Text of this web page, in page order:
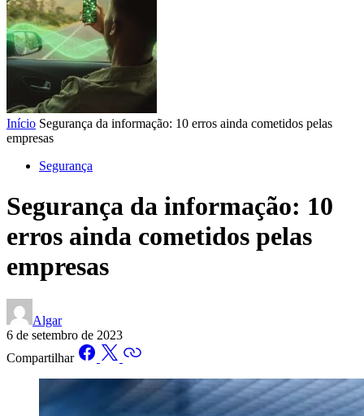
Início Segurança da informação: 10 erros ainda cometidos pelas
empresas
Segurança
Segurança da informação: 10
erros ainda cometidos pelas
empresas
Algar
6 de setembro de 2023
Compartilhar